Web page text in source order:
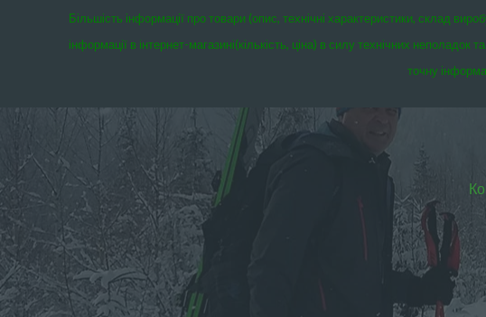
Більшість інформації про товари (опис, технічні характеристики, склад
інформації в інтернет-магазині(кількість, ціна) в силу технічних
точну